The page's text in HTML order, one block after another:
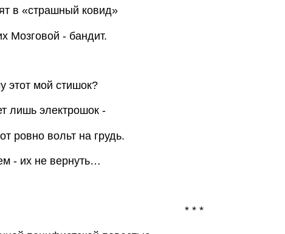
в «страшный ковид»
Мозговой - бандит.
этот мой стишок?
лишь электрошок -
ровно вольт на грудь.
- их не вернуть…
* * *